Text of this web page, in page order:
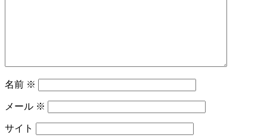
名前 ※
メール ※
サイト